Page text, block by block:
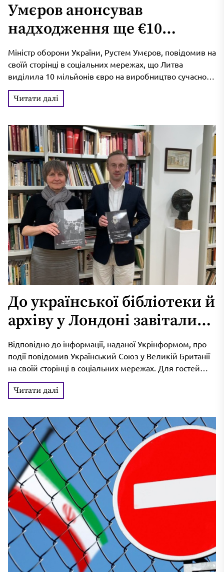
Умєров анонсував
надходження ще €10
мільйонів від Литви на
виробництво далекобійної
зброї
Міністр оборони України, Рустем Умєров, повідомив на
своїй сторінці в соціальних мережах, що Литва
виділила 10 мільйонів євро на виробництво сучасного
дальнобійного озброєння для України....
Читати далі
До української бібліотеки й
архіву у Лондоні завітали
представники білоруської
діаспори
Відповідно до інформації, наданої Укрінформом, про
події повідомив Український Союз у Великій Британії
на своїй сторінці в соціальних мережах. Для гостей
було організовано оглядову екскурсію,...
Читати далі